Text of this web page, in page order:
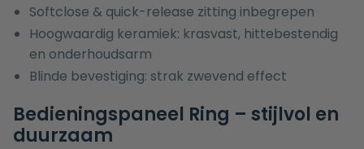
Softclose & quick-release zitting inbegrepen
Hoogwaardig keramiek: krasvast, hittebestendig
en onderhoudsarm
Blinde bevestiging: strak zwevend effect
Bedieningspaneel Ring – stijlvol en
duurzaam